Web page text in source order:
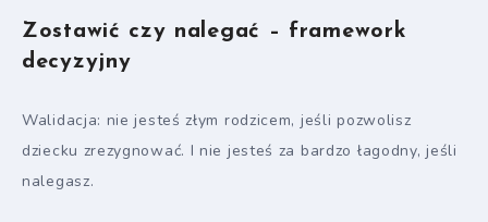
Zostawić czy nalegać – framework
decyzyjny
Walidacja: nie jesteś złym rodzicem, jeśli pozwolisz
dziecku zrezygnować. I nie jesteś za bardzo łagodny, jeśli
nalegasz.